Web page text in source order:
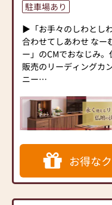
駐車場あり
▶「お手々のしわとし
合わせてしあわせ なー
ー」のCMでおなじみ。
販売のリーディングカ
ニー
内家具専門メーカーと
ダンなインテリアにマ
するお仏壇を展開
◆◆ お陰様で創業94年
国内130店舗以上のス
メリットと東証上場の
お得な